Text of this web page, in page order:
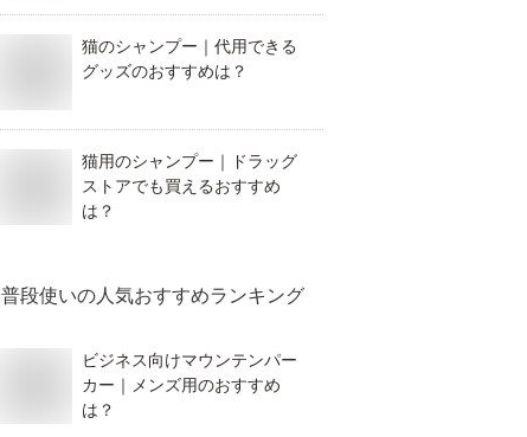
猫のシャンプー｜代用できる
グッズのおすすめは？
猫用のシャンプー｜ドラッグ
ストアでも買えるおすすめ
は？
普段使いの人気おすすめランキング
ビジネス向けマウンテンパー
カー｜メンズ用のおすすめ
は？